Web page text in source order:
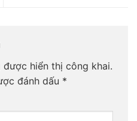
được hiển thị công khai.
đánh dấu *